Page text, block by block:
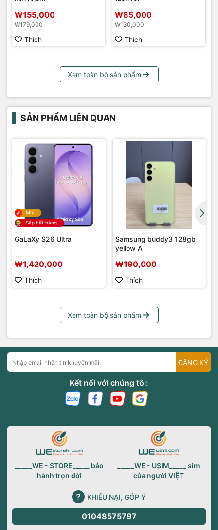
₩155,000
₩179,000
Thích
₩85,000
₩130,000
Thích
Xem toàn bộ sản phẩm
SẢN PHẨM LIÊN QUAN
Mới
Sắp hết hàng
GaLaXy S26 Ultra
₩1,420,000
Thích
Samsung buddy3 128gb
yellow A
₩190,000
Thích
Xem toàn bộ sản phẩm
ĐĂNG KÝ
Kết nối với chúng tôi:
_____WE - STORE_____ bảo
hành trọn đời
_____WE - USIM_____ sim
của người VIỆT
KHIẾU NẠI, GÓP Ý
01048575797